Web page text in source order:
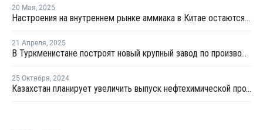
20 Мая, 2025
Настроения на внутреннем рынке аммиака в Китае остаются подавленными
21 Апреля, 2025
В Туркменистане построят новый крупный завод по производству карбамида
25 Октября, 2024
Казахстан планирует увеличить выпуск нефтехимической продукции в пять раз к 2030 году